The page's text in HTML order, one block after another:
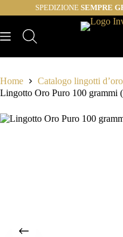
al
SPEDIZIONE SEMPRE
Home Catalogo lingotti
Lingotto Oro Puro 100 grammi